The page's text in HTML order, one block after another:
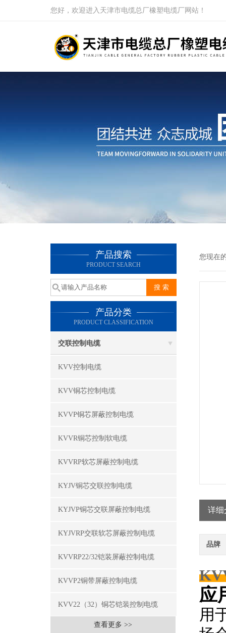
您好，欢迎进入天津市电缆总厂橡塑电缆厂网站！
产品搜索
PRODUCT SEARCH
产品分类
PRODUCT CLASSIFICATION
交联控制电缆
KVV控制电缆
KVV铜芯控制电缆
KVVP铜芯屏蔽控制电缆
KVVR铜芯控制软电缆
KVVRP软芯屏蔽控制电缆
KYJV铜芯交联控制电缆
KYJVP铜芯交联屏蔽控制电缆
KYJVRP交联软芯屏蔽控制电缆
KVVRP22/32铠装屏蔽控制电缆
KVVP2铜带屏蔽控制电缆
KVV22（32）铜芯铠装控制电缆
查看更多 >>
您现在
详细
品牌
应
用